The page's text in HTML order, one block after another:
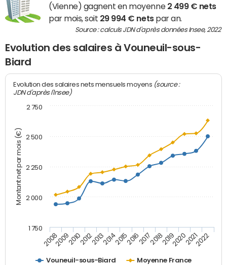
(Vienne) gagnent en moyenne 2 499 € nets
par mois, soit 29 994 € netspar an.
Source : calculs JDN d'après données Insee, 2022
Evolution des salaires à Vouneuil-sous-
Biard
Montant net par mois (€)
Evolution des salaires nets mensuels moyens (source :
JDN d'après l'Insee)
Vouneuil-sous-Biard Moyenne France
20082009201020122013201420152016201720182019202020212022
2 000
1 750
2 250
2 500
2 750